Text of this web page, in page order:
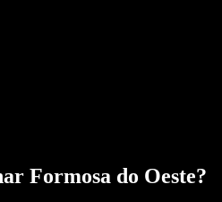
Formosa do Oeste?